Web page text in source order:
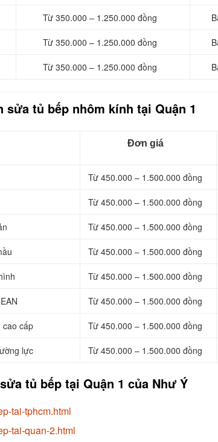
Từ 350.000 – 1.250.000 đồng
Từ 350.000 – 1.250.000 đồng
Từ 350.000 – 1.250.000 đồng
sửa tủ bếp nhôm kính tại Quận 1
Đơn giá
Từ 450.000 – 1.500.000 đồng
Từ 450.000 – 1.500.000 đồng
Từ 450.000 – 1.500.000 đồng
Từ 450.000 – 1.500.000 đồng
Từ 450.000 – 1.500.000 đồng
Từ 450.000 – 1.500.000 đồng
cao cấp Từ 450.000 – 1.500.000 đồng
lực Từ 450.000 – 1.500.000 đồng
tủ bếp tại Quận 1 của Như Ý
tai-tphcm.html
tai-quan-2.html